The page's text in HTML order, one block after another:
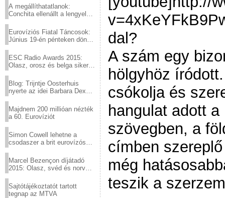
A megállíthatatlanok:
Conchita ellenállt a lengyel
Eurovíziós Fiatal Táncosok:
Június 19-én pénteken döntő
ESC Radio Awards 2015:
Olasz, orosz és belga siker,
Blog: Trijntje Oosterhuis
nyerte az idei Barbara Dex
Majdnem 200 millióan nézték
a 60. Eurovíziót
Simon Cowell lehetne a
csodaszer a brit eurovízós
Marcel Bezençon díjátadó
2015: Olasz, svéd és norvég
Sajtótájékoztatót tartott
tegnap az MTVA
dal?
A szám egy
hölgyhöz
csókolja és
hangulat adott a
szövegben, a
címben
még
teszik a